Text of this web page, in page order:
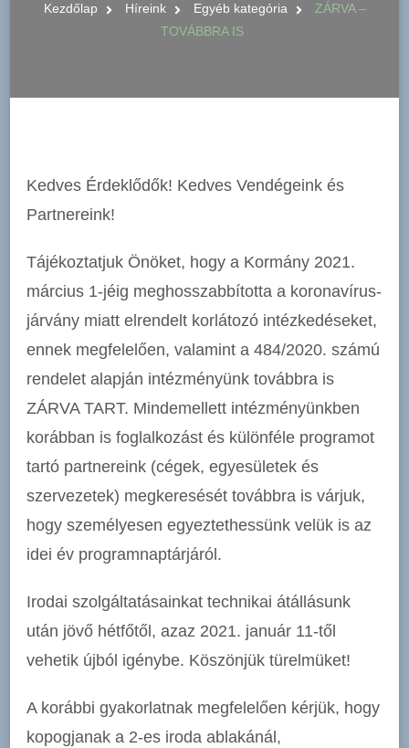
Kezdőlap Híreink Egyéb kategória
ZÁRVA –
TOVÁBBRA IS
Kedves Érdeklődők! Kedves Vendégeink és
Partnereink!
Tájékoztatjuk Önöket, hogy a Kormány 2021.
március 1-jéig meghosszabbította a koronavírus-
járvány miatt elrendelt korlátozó intézkedéseket,
ennek megfelelően, valamint a 484/2020. számú
rendelet alapján intézményünk továbbra is
ZÁRVA TART. Mindemellett intézményünkben
korábban is foglalkozást és különféle programot
tartó partnereink (cégek, egyesületek és
szervezetek) megkeresését továbbra is várjuk,
hogy személyesen egyeztethessünk velük is az
idei év programnaptárjáról.
Irodai szolgáltatásainkat technikai átállásunk
után jövő hétfőtől, azaz 2021. január 11-től
vehetik újból igénybe. Köszönjük türelmüket!
A korábbi gyakorlatnak megfelelően kérjük, hogy
kopogjanak a 2-es iroda ablakánál,